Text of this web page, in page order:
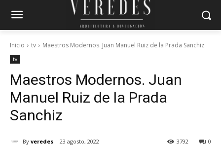
Inicio tv Maestros Modernos. Juan Manuel Ruiz de la Prada Sanchiz
tv
Maestros Modernos. Juan
Manuel Ruiz de la Prada
Sanchiz
By veredes 23 agosto, 2022 0
3792